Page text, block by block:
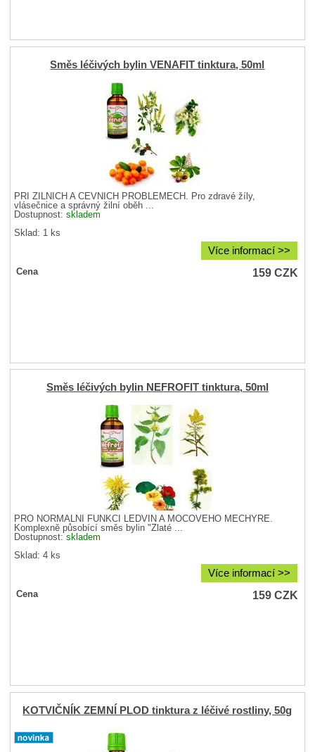
Směs léčivých bylin VENAFIT tinktura, 50ml
PŘI ŽILNÍCH A CÉVNÍCH PROBLÉMECH. Pro zdravé žíly,
vlásečnice a správný žilní oběh ...
Dostupnost:skladem
Sklad: 1 ks
Více informací >>
Cena 159CZK
Směs léčivých bylin NEFROFIT tinktura, 50ml
PRO NORMÁLNÍ FUNKCI LEDVIN A MOČOVÉHO MĚCHÝŘE.
Komplexně působící směs bylin "Zlaté ...
Dostupnost:skladem
Sklad: 4 ks
Více informací >>
Cena 159CZK
KOTVIČNÍK ZEMNÍ PLOD tinktura z léčivé rostliny, 50g